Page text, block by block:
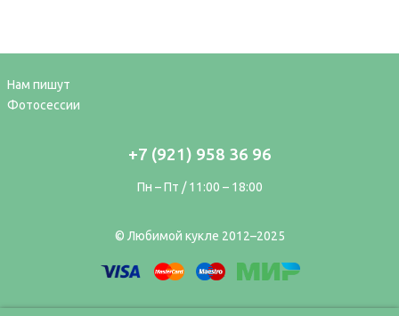
Нам пишут
Фотосессии
+7 (921) 958 36 96
Пн – Пт / 11:00 – 18:00
© Любимой кукле 2012–2025